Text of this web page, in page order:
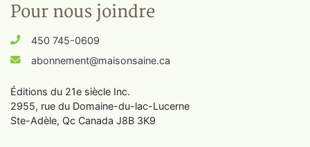
Pour nous joindre
450 745-0609
abonnement@maisonsaine.ca
Éditions du 21e siècle Inc.
2955, rue du Domaine-du-lac-Lucerne
Ste-Adèle, Qc Canada J8B 3K9